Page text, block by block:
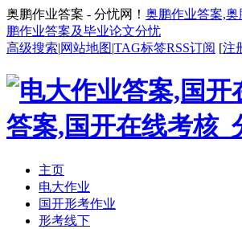
奥鹏作业答案 - 分忧网！ 奥鹏作业答案,
鹏作业答案及毕业论文分忧
高级搜索|网站地图|TAG标签RSS订阅 [注
主页
电大作业
国开形考作业
形考线下